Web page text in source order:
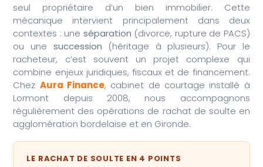
seul propriétaire d’un bien immobilier. Cette
mécanique intervient principalement dans deux
contextes : une séparation (divorce, rupture de PACS)
ou une succession (héritage à plusieurs). Pour le
racheteur, c’est souvent un projet complexe qui
combine enjeux juridiques, fiscaux et de financement.
Chez Aura Finance, cabinet de courtage installé à
Lormont depuis 2008, nous accompagnons
régulièrement des opérations de rachat de soulte en
agglomération bordelaise et en Gironde.
LE RACHAT DE SOULTE EN 4 POINTS